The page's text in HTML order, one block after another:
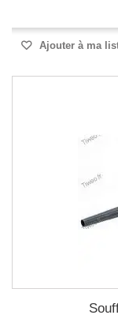
Ajouter à ma